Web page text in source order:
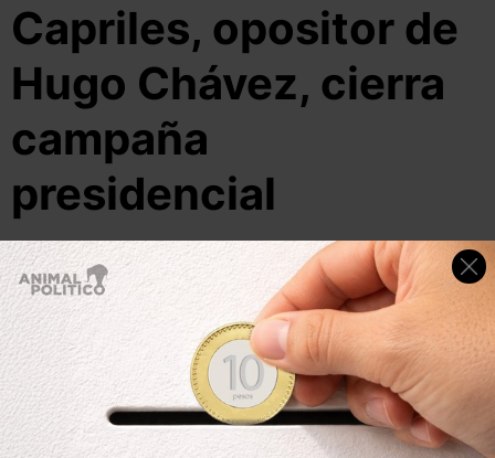
Capriles, opositor de
Hugo Chávez, cierra
campaña
presidencial
25 de septiembre, 2012 Por: Dulce Ramos
@WikiRamos
Compartir Leer después